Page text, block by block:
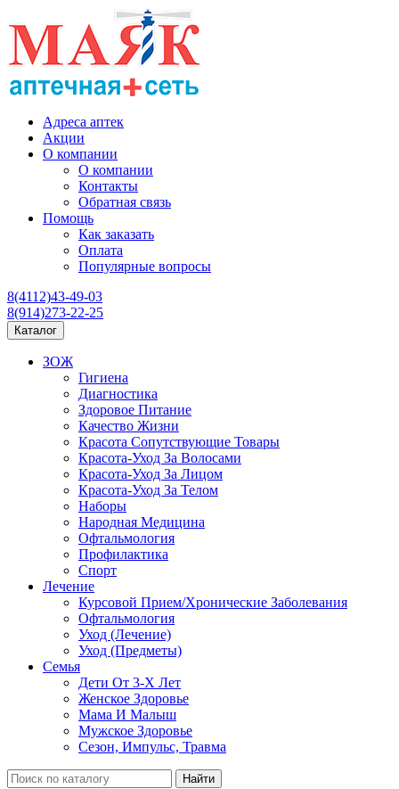
Адреса аптек
Акции
О компании
О компании
Контакты
Обратная связь
Помощь
Как заказать
Оплата
Популярные вопросы
8(4112)43-49-03
8(914)273-22-25
Каталог
ЗОЖ
Гигиена
Диагностика
Здоровое Питание
Качество Жизни
Красота Сопутствующие Товары
Красота-Уход За Волосами
Красота-Уход За Лицом
Красота-Уход За Телом
Наборы
Народная Медицина
Офтальмология
Профилактика
Спорт
Лечение
Курсовой Прием/Хронические Заболевания
Офтальмология
Уход (Лечение)
Уход (Предметы)
Семья
Дети От 3-Х Лет
Женское Здоровье
Мама И Малыш
Мужское Здоровье
Сезон, Импульс, Травма
Найти